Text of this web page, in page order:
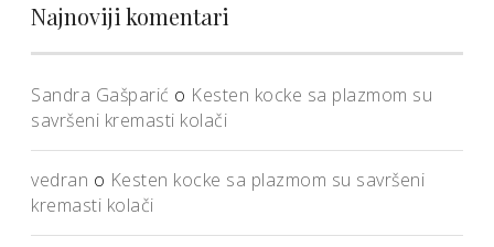
Najnoviji komentari
Sandra Gašparić o Kesten kocke sa plazmom su
savršeni kremasti kolači
vedran o Kesten kocke sa plazmom su savršeni
kremasti kolači